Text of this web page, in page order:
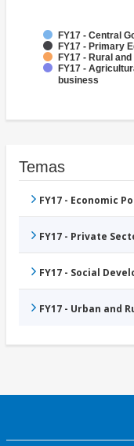
FY17 - Central
FY17 - Primary
FY17 - Rural
FY17 -
business
Temas
FY17 - Economic
FY17 - Private
FY17 - Social
FY17 - Urban and